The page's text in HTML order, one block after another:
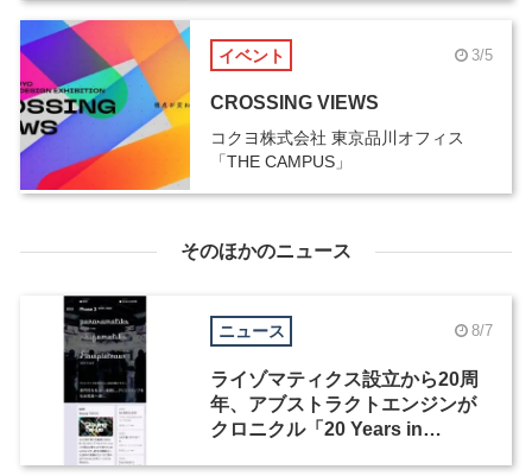
イベント 3/5
CROSSING VIEWS
コクヨ株式会社 東京品川オフィス
「THE CAMPUS」
そのほかのニュース
ニュース 8/7
ライゾマティクス設立から20周
年、アブストラクトエンジンが
クロニクル「20 Years in